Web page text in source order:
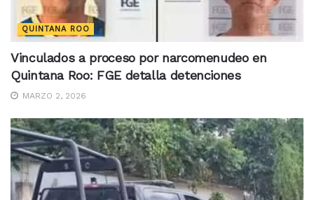
QUINTANA ROO
Vinculados a proceso por narcomenudeo en
Quintana Roo: FGE detalla detenciones
MARZO 2, 2026